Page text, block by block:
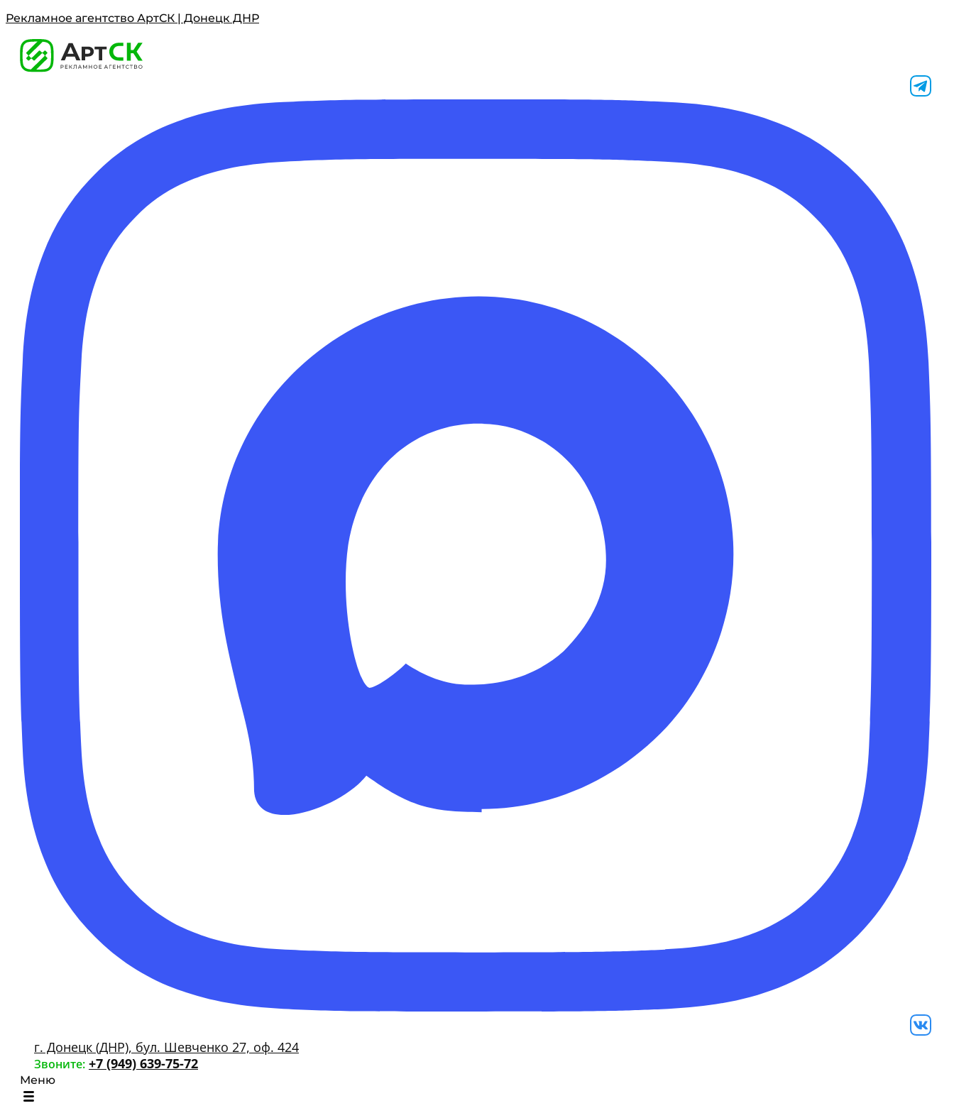
Рекламное агентство АртСК | Донецк ДНР
г. Донецк (ДНР), бул. Шевченко 27, оф. 424
Звоните: +7 (949) 639-75-72
Меню